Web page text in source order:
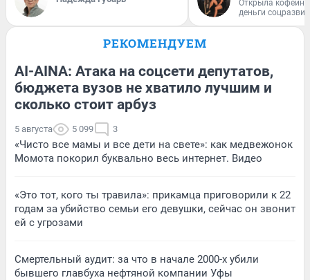
Открыла
деньги
РЕКОМЕНДУЕМ
AI-AINA: Атака на соцсети депутатов,
бюджета вузов не хватило лучшим и
сколько стоит арбуз
5 августа 5 099 3
«Чисто все мамы и все дети на свете»: как медвежонок
Момота покорил буквально весь интернет. Видео
«Это тот, кого ты травила»: прикамца приговорили к 22
годам за убийство семьи его девушки, сейчас он звонит
ей с угрозами
Смертельный аудит: за что в начале 2000-х убили
бывшего главбуха нефтяной компании Уфы